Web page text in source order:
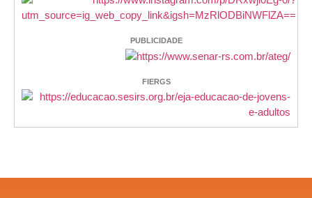
PUBLICIDADE
FIERGS